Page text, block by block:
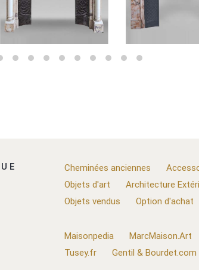
Cheminées anciennes
Objets d'art
Architecture
Objets vendus
Option d'achat
Maisonpedia MarcMaison.Art
Tusey.fr
Gentil & Bourdet.com